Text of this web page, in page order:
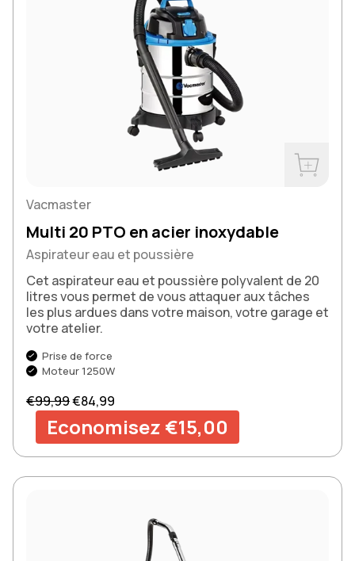
Vacmaster
Multi 20 PTO en acier inoxydable
Aspirateur eau et poussière
Cet aspirateur eau et poussière polyvalent de 20
litres vous permet de vous attaquer aux tâches
les plus ardues dans votre maison, votre garage et
votre atelier.
Prise de force
Moteur 1250W
Prix normal
€99,99Prix de vente
€84,99
Economisez €15,00